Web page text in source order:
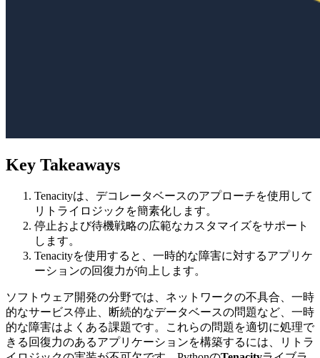
Key Takeaways
Tenacityは、デコレータベースのアプローチを使用して
リトライロジックを簡素化します。
停止および待機戦略の広範なカスタマイズをサポート
します。
Tenacityを使用すると、一時的な障害に対するアプリケ
ーションの回復力が向上します。
ソフトウェア開発の分野では、ネットワークの不具合、一時
的なサービス停止、断続的なデータベースの問題など、一時
的な障害はよくある課題です。これらの問題を適切に処理で
きる回復力のあるアプリケーションを構築するには、リトラ